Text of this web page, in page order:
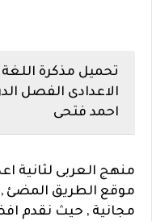
تحميل مذكرة اللغة
احمد فتحى
منهج العربى لثانية
موقع الطريق المضئ ,
مجانية , حيث نقدم